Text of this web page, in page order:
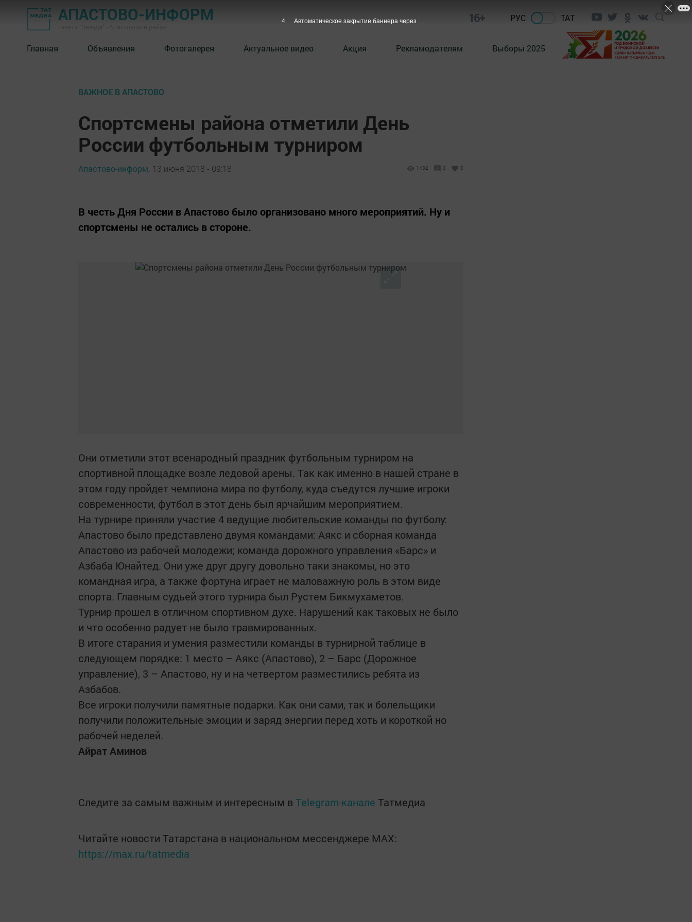
АПАСТОВО-ИНФОРМ 16+ РУС ТАТ
Главная Объявления Фотогалерея Актуальное видео Акция Рекламодателям Выборы 2025
ВАЖНОЕ В АПАСТОВО
Спортсмены района отметили День
России футбольным турниром
Апастово-информ, 13 июня 2018 - 09:18 1432 0 0
В честь Дня России в Апастово было организовано много мероприятий. Ну и
спортсмены не остались в стороне.
Они отметили этот всенародный праздник футбольным турниром на
спортивной площадке возле ледовой арены. Так как именно в нашей стране в
этом году пройдет чемпиона мира по футболу, куда съедутся лучшие игроки
современности, футбол в этот день был ярчайшим мероприятием.
На турнире приняли участие 4 ведущие любительские команды по футболу:
Апастово было представлено двумя командами: Аякс и сборная команда
Апастово из рабочей молодежи; команда дорожного управления «Барс» и
Азбаба Юнайтед. Они уже друг другу довольно таки знакомы, но это
командная игра, а также фортуна играет не маловажную роль в этом виде
спорта. Главным судьей этого турнира был Рустем Бикмухаметов.
Турнир прошел в отличном спортивном духе. Нарушений как таковых не было
и что особенно радует не было травмированных.
В итоге старания и умения разместили команды в турнирной таблице в
следующем порядке: 1 место – Аякс (Апастово), 2 – Барс (Дорожное
управление), 3 – Апастово, ну и на четвертом разместились ребята из
Азбабов.
Все игроки получили памятные подарки. Как они сами, так и болельщики
получили положительные эмоции и заряд энергии перед хоть и короткой но
рабочей неделей.
Айрат Аминов
Следите за самым важным и интересным в Telegram-канале Татмедиа
Читайте новости Татарстана в национальном мессенджере MАХ:
https://max.ru/tatmedia
4 Автоматическое закрытие баннера через